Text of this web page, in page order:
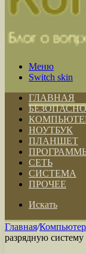
Меню
Switch skin
ГЛАВНАЯ
НОУТБУК
ПЛАНШЕТ
СЕТЬ
СИСТЕМА
ПРОЧЕЕ
Искать
Главная/Компьютер
разрядную систему